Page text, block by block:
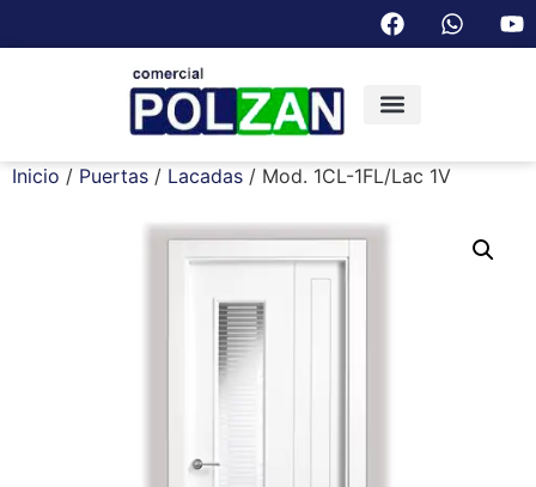
Inicio / Puertas / Lacadas / Mod. 1CL-1FL/Lac 1V